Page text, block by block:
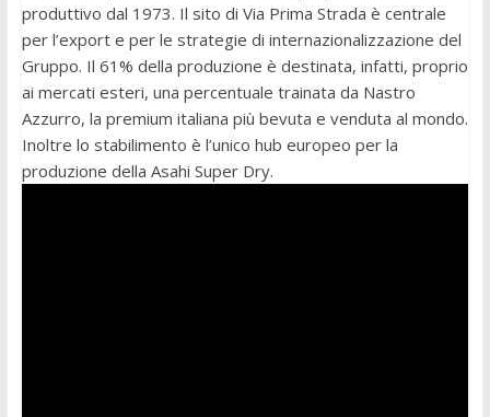
produttivo dal 1973. Il sito di Via Prima Strada è centrale
per l’export e per le strategie di internazionalizzazione del
Gruppo. Il 61% della produzione è destinata, infatti, proprio
ai mercati esteri, una percentuale trainata da Nastro
Azzurro, la premium italiana più bevuta e venduta al mondo.
Inoltre lo stabilimento è l’unico hub europeo per la
produzione della Asahi Super Dry.